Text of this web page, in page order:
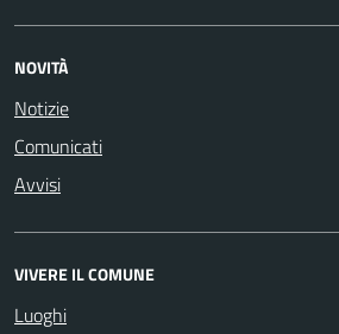
NOVITÀ
Notizie
Comunicati
Avvisi
VIVERE IL COMUNE
Luoghi